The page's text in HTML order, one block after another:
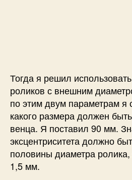
Тогда я решил
роликов с внешним
по этим двум параметрам я
какого размера должен
венца. Я поставил 90 мм.
эксцентриситета должно
половины диаметра
1,5 мм.